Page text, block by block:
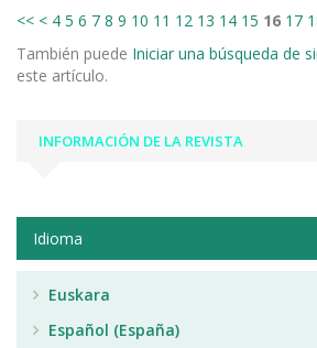
<< < 4 5 6 7 8 9 10 11 12 13 14 15 16 17
También puede Iniciar una búsqueda de
este artículo.
INFORMACIÓN DE LA REVISTA
Idioma
Euskara
Español (España)